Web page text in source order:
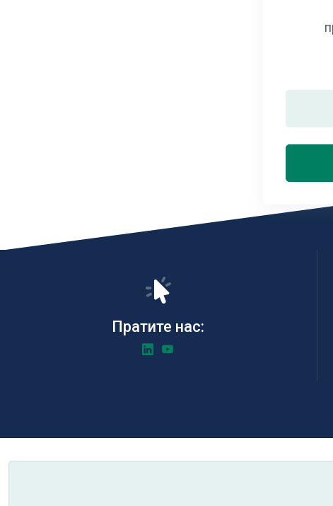
Пратите нас: